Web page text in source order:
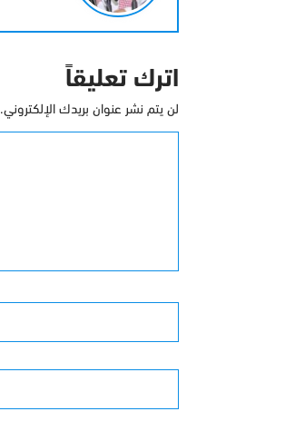
اترك تعليقاً
لن يتم نشر عنوان بريدك الإلكتروني.